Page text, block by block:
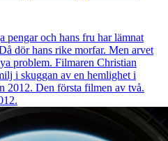
pengar och hans fru har lämnat
dör hans rike morfar. Men arvet
problem. Filmaren Christian
i skuggan av en hemlighet i
2012. Den första filmen av två.